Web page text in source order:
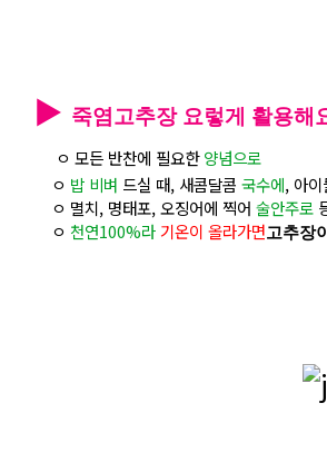
▶ 죽염고추장 요렇게 활용해
ㅇ 모든 반찬에 필요한양념으로
ㅇ 밥 비벼 드실 때, 새콤달콤 국수에, 아
ㅇ 멸치, 명태포, 오징어에 찍어 술안주로
ㅇ 천연100%라 기온이 올라가면고추장